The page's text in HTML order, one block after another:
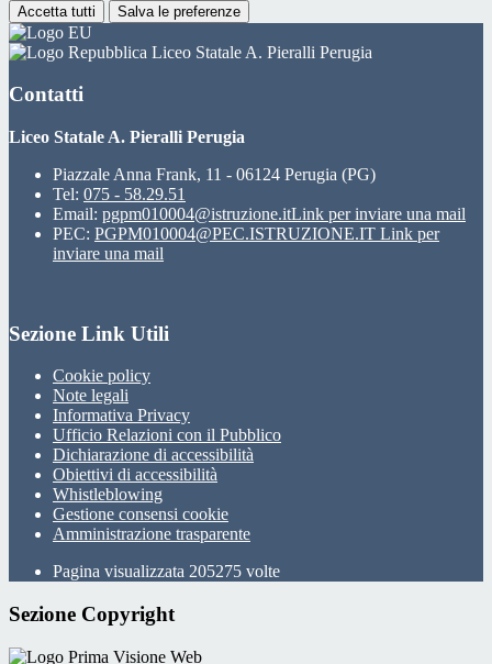
Accetta tutti Salva le preferenze
Liceo Statale A. Pieralli Perugia
Contatti
Liceo Statale A. Pieralli Perugia
Piazzale Anna Frank, 11 - 06124 Perugia (PG)
Tel: 075 - 58.29.51
Email: pgpm010004@istruzione.itLink per inviare una mail
PEC: PGPM010004@PEC.ISTRUZIONE.IT Link per
inviare una mail
Sezione Link Utili
Cookie policy
Note legali
Informativa Privacy
Ufficio Relazioni con il Pubblico
Dichiarazione di accessibilità
Obiettivi di accessibilità
Whistleblowing
Gestione consensi cookie
Amministrazione trasparente
Pagina visualizzata 205275 volte
Sezione Copyright